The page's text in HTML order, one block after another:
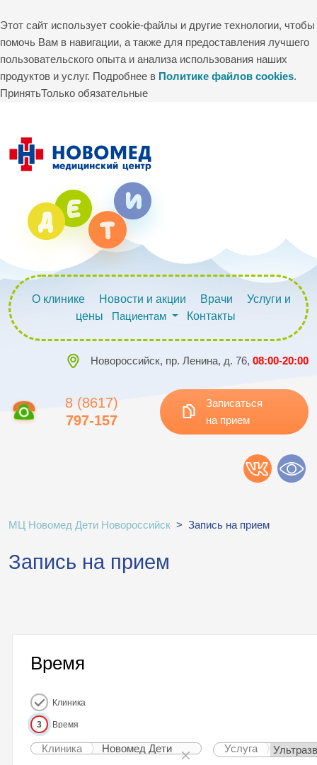
Этот сайт использует cookie-файлы и другие технологии, чтобы
помочь Вам в навигации, а также для предоставления лучшего
пользовательского опыта и анализа использования наших
продуктов и услуг. Подробнее в Политике файлов cookies.
ПринятьТолько обязательные
О клинике Новости и акции Врачи
Услуги и
цены
Пациентам Контакты
Новороссийск, пр. Ленина, д. 76, 08:00-20:00
8 (8617)
797-157
Записаться
на прием
МЦ Новомед Дети Новороссийск > Запись на прием
Запись на прием
Время
Клиника
3 Время
Клиника Новомед Дети Услуга